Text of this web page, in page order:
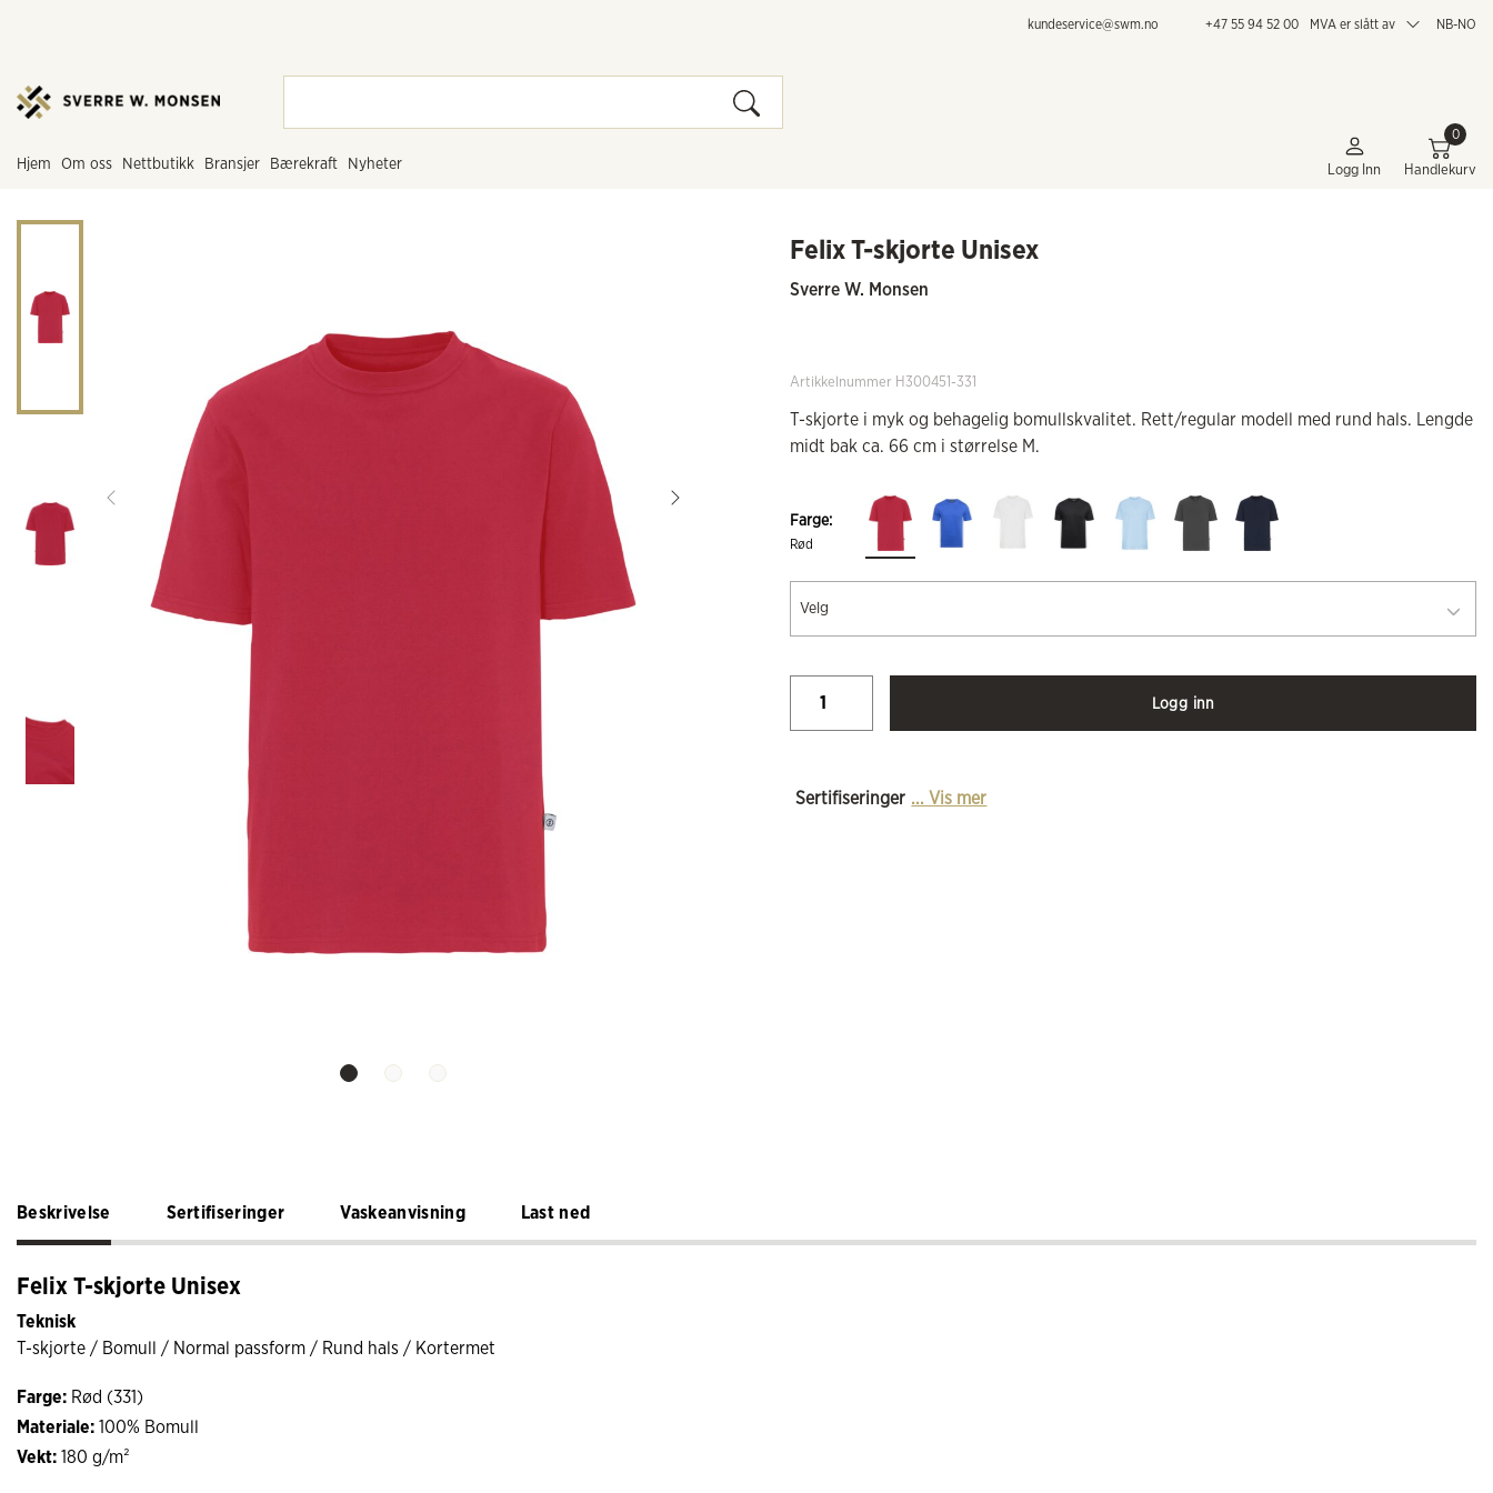
kundeservice@swm.no +47 55 94 52 00 MVA er slått av NB-NO
hjem om oss nettbutikk bransjer bærekraft nyheter Logg Inn
0
Handlekurv
Felix T-skjorte Unisex
Sverre W. Monsen
Artikkelnummer H300451-331
T-skjorte i myk og behagelig bomullskvalitet. Rett/regular modell med rund hals. Lengde
midt bak ca. 66 cm i størrelse M.
Farge:
Rød
Velg
Logg inn
Sertifiseringer ... Vis mer
Beskrivelse Sertifiseringer Vaskeanvisning Last ned
Felix T-skjorte Unisex
Teknisk
T-skjorte / Bomull / Normal passform / Rund hals / Kortermet
Farge: Rød (331)
Materiale: 100% Bomull
Vekt: 180 g/m²